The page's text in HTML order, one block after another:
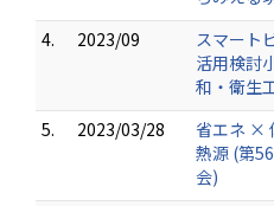
4.
2023/09
スマート
活用検討
和・衛生
5.
2023/03/28
省エネ ×
熱源 (第
会)